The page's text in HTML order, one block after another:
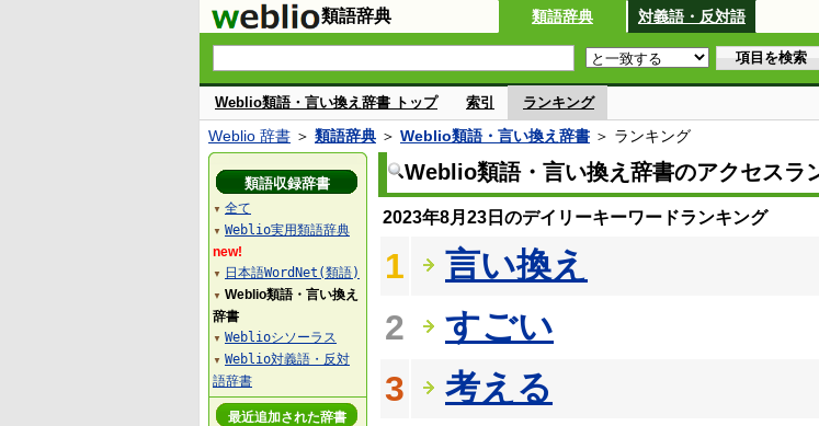
類語辞典 類語辞典 対義語・反対語
Weblio類語・言い換え辞書 トップ 索引 ランキング
Weblio 辞書 ＞ 類語辞典 ＞ Weblio類語・言い換え辞書 ＞ ランキング
Weblio類語・言い換え辞書のアクセスラ
2023年8月23日のデイリーキーワードランキング
1
言い換え
2
すごい
3
考える
類語収録辞書
▼ 全て
▼ Weblio実用類語辞典
new!
▼ 日本語WordNet(類語)
▼ Weblio類語・言い換え
辞書
▼ Weblioシソーラス
▼ Weblio対義語・反対
語辞書
最近追加された辞書